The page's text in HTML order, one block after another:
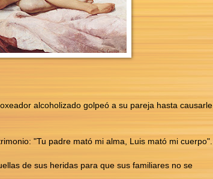
alcoholizado golpeó a su pareja hasta causarle
"Tu padre mató mi alma, Luis mató mi cuerpo".
de sus heridas para que sus familiares no se